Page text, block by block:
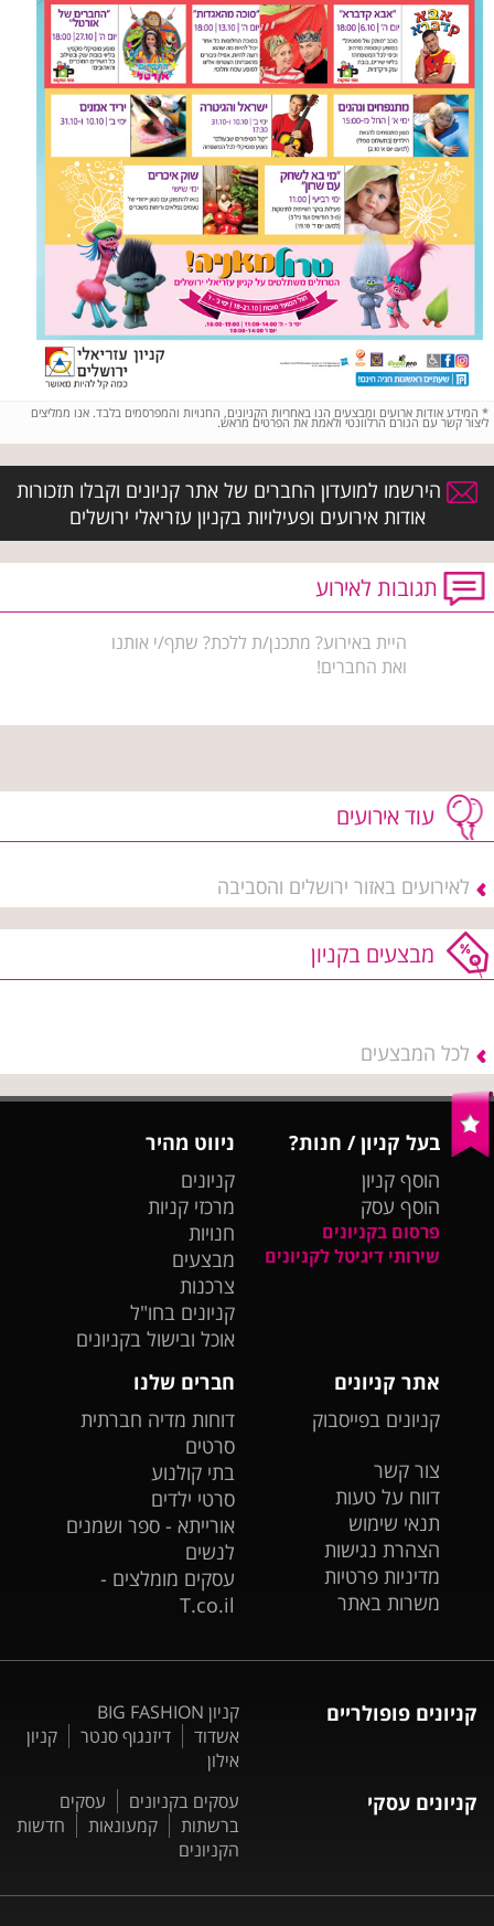
* המידע אודות ארועים ומבצעים הנו באחריות הקניונים, החנויות והמפרסמים בלבד. אנו ממליצים
ליצור קשר עם הגורם הרלוונטי ולאמת את הפרטים מראש.
הירשמו למועדון החברים של אתר קניונים וקבלו תזכורות
אודות אירועים ופעילויות בקניון עזריאלי ירושלים
תגובות לאירוע
היית באירוע? מתכנן/ת ללכת? שתף/י אותנו
ואת החברים!
עוד אירועים
לאירועים באזור ירושלים והסביבה
מבצעים בקניון
לכל המבצעים
בעל קניון / חנות?
הוסף קניון
הוסף עסק
פרסום בקניונים
שירותי דיגיטל לקניונים
ניווט מהיר
קניונים
מרכזי קניות
חנויות
מבצעים
צרכנות
קניונים בחו"ל
אוכל ובישול בקניונים
אתר קניונים
קניונים בפייסבוק
צור קשר
דווח על טעות
תנאי שימוש
הצהרת נגישות
מדיניות פרטיות
משרות באתר
חברים שלנו
דוחות מדיה חברתית
סרטים
בתי קולנוע
סרטי ילדים
אורייתא - ספר ושמנים
לנשים
עסקים מומלצים -
T.co.il
קניונים פופולריים
קניון BIG FASHION
אשדוד
דיזנגוף סנטר
קניון
אילון
קניונים עסקי עסקים בקניונים
עסקים
ברשתות
קמעונאות
חדשות
הקניונים